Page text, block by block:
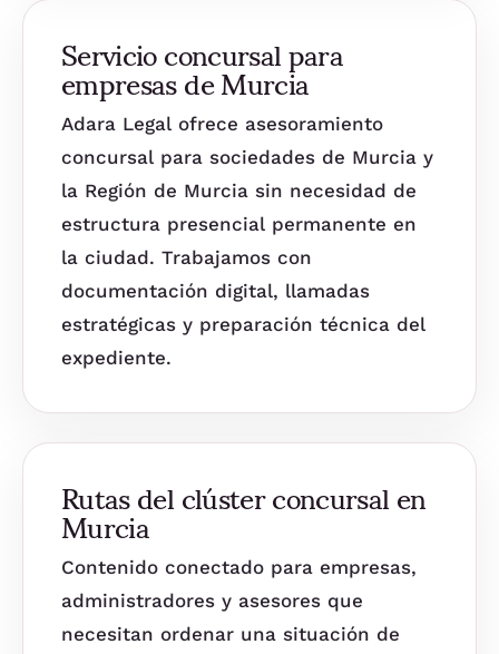
Servicio concursal para
empresas de Murcia
Adara Legal ofrece asesoramiento
concursal para sociedades de Murcia y
la Región de Murcia sin necesidad de
estructura presencial permanente en
la ciudad. Trabajamos con
documentación digital, llamadas
estratégicas y preparación técnica del
expediente.
Rutas del clúster concursal en
Murcia
Contenido conectado para empresas,
administradores y asesores que
necesitan ordenar una situación de